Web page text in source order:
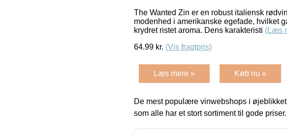
The Wanted Zin er en robust italiensk
modenhed i amerikanske egefade, hvilket
krydret ristet aroma. Dens karakteristi (Læs
64.99 kr. (Vis fragtpris)
Læs mere » Køb nu »
De mest populære vinwebshops i
som alle har et stort sortiment til gode priser.